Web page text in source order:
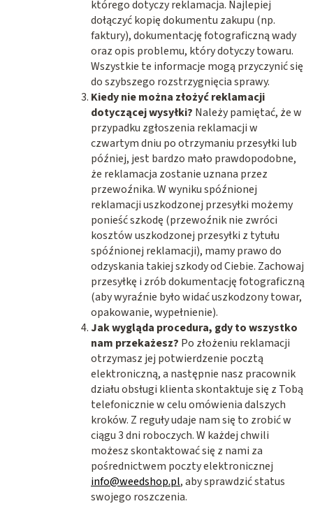
którego dotyczy reklamacja. Najlepiej
dołączyć kopię dokumentu zakupu (np.
faktury), dokumentację fotograficzną wady
oraz opis problemu, który dotyczy towaru.
Wszystkie te informacje mogą przyczynić się
do szybszego rozstrzygnięcia sprawy.
Kiedy nie można złożyć reklamacji
dotyczącej wysyłki? Należy pamiętać, że w
przypadku zgłoszenia reklamacji w
czwartym dniu po otrzymaniu przesyłki lub
później, jest bardzo mało prawdopodobne,
że reklamacja zostanie uznana przez
przewoźnika. W wyniku spóźnionej
reklamacji uszkodzonej przesyłki możemy
ponieść szkodę (przewoźnik nie zwróci
kosztów uszkodzonej przesyłki z tytułu
spóźnionej reklamacji), mamy prawo do
odzyskania takiej szkody od Ciebie. Zachowaj
przesyłkę i zrób dokumentację fotograficzną
(aby wyraźnie było widać uszkodzony towar,
opakowanie, wypełnienie).
Jak wygląda procedura, gdy to wszystko
nam przekażesz? Po złożeniu reklamacji
otrzymasz jej potwierdzenie pocztą
elektroniczną, a następnie nasz pracownik
działu obsługi klienta skontaktuje się z Tobą
telefonicznie w celu omówienia dalszych
kroków. Z reguły udaje nam się to zrobić w
ciągu 3 dni roboczych. W każdej chwili
możesz skontaktować się z nami za
pośrednictwem poczty elektronicznej
info@weedshop.pl,aby sprawdzić status
swojego roszczenia.